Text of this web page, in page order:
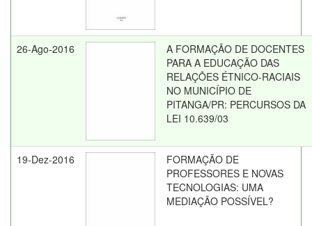
26-Ago-2016
A FORMAÇÃO DE DOCENTES
PARA A EDUCAÇÃO DAS
RELAÇÕES ÉTNICO-RACIAIS
NO MUNICÍPIO DE
PITANGA/PR: PERCURSOS DA
LEI 10.639/03
19-Dez-2016
FORMAÇÃO DE
PROFESSORES E NOVAS
TECNOLOGIAS: UMA
MEDIAÇÃO POSSÍVEL?